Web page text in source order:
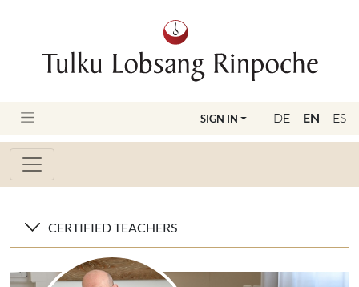
DE EN ES
SIGN IN
CERTIFIED TEACHERS